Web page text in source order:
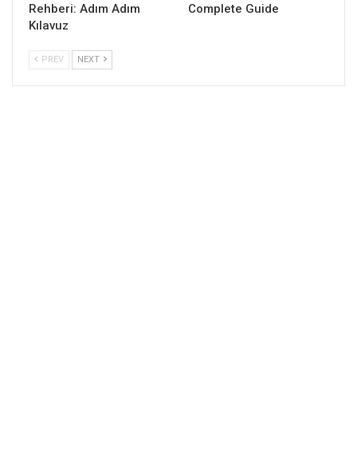
Rehberi: Adım Adım
Kılavuz
Complete Guide
PREV NEXT